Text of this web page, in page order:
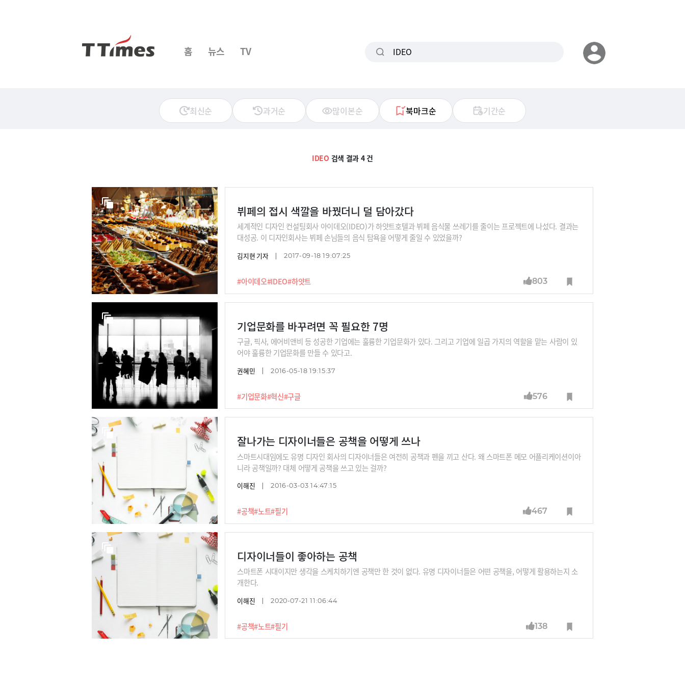
홈 뉴스 TV
최신순 과거순 많이본순 북마크순 기간순
IDEO 검색 결과 4 건
뷔페의 접시 색깔을 바꿨더니 덜 담아갔다
#아이데오#IDEO#하얏트
세계적인 디자인 컨설팅회사 아이데오(IDEO)가 하얏트호텔과 뷔페 음식물 쓰레기를 줄이는 프로젝트에 나섰다. 결과는
대성공. 이 디자인회사는 뷔페 손님들의 음식 탐욕을 어떻게 줄일 수 있었을까?
김지현 기자 2017-09-18 19:07:25
803
기업문화를 바꾸려면 꼭 필요한 7명
#기업문화#혁신#구글
구글, 픽사, 에어비앤비 등 성공한 기업에는 훌륭한 기업문화가 있다. 그리고 기업에 일곱 가지의 역할을 맡는 사람이 있
어야 훌륭한 기업문화를 만들 수 있다고.
권혜민 2016-05-18 19:15:37
576
잘나가는 디자이너들은 공책을 어떻게 쓰나
#공책#노트#필기
스마트시대임에도 유명 디자인 회사의 디자이너들은 여전히 공책과 펜을 끼고 산다. 왜 스마트폰 메모 어플리케이션이아
니라 공책일까? 대체 어떻게 공책을 쓰고 있는 걸까?
이해진 2016-03-03 14:47:15
467
디자이너들이 좋아하는 공책
#공책#노트#필기
스마트폰 시대이지만 생각을 스케치하기엔 공책만 한 것이 없다. 유명 디자이너들은 어떤 공책을, 어떻게 활용하는지 소
개한다.
이해진 2020-07-21 11:06:44
138